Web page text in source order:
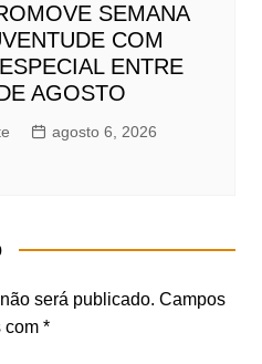
SEMANA
COM
ENTRE
AGOSTO
agosto 6, 2026
será publicado. Campos
com *